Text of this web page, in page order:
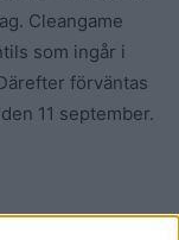
Cleangame
som ingår i
förväntas
11 september.